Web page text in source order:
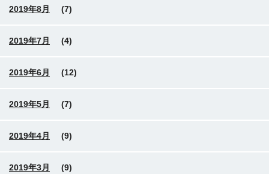
2019年8月 (7)
2019年7月 (4)
2019年6月 (12)
2019年5月 (7)
2019年4月 (9)
2019年3月 (9)